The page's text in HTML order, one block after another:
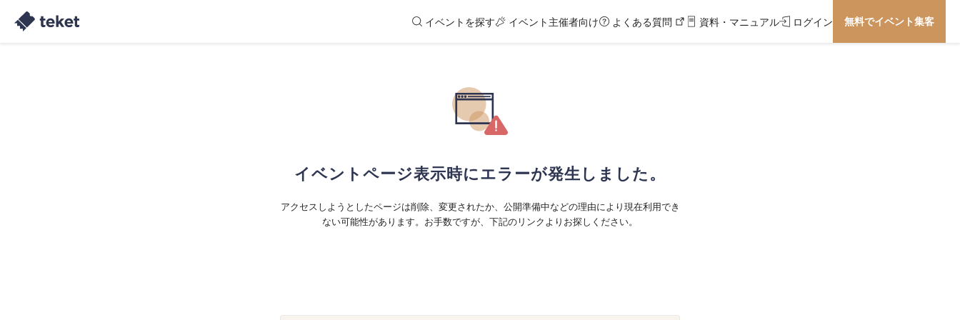
イベントを探す イベント主催者向け よくある質問 資料・マニュアル ログイン 無料でイベント集客
イベントページ表示時にエラーが発生しました。
アクセスしようとしたページは削除、変更されたか、公開準備中などの理由により現在利用でき
ない可能性があります。お手数ですが、下記のリンクよりお探しください。